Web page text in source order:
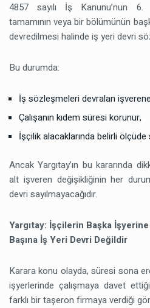
4857 sayılı İş Kanunu’nun
tamamının veya bir bölümünün
devredilmesi halinde iş yeri devri
Bu durumda:
İş sözleşmeleri devralan
Çalışanın kıdem süresi korunur,
İşçilik alacaklarında belirli
Ancak Yargıtay’ın bu kararında
alt işveren değişikliğinin her
devri sayılmayacağıdır.
Yargıtay: İşçilerin Başka
Başına İş Yeri Devri Değildir
Karara konu olayda, süresi sona
işyerlerinde çalışmaya davet
farklı bir taşeron firmaya verdiği